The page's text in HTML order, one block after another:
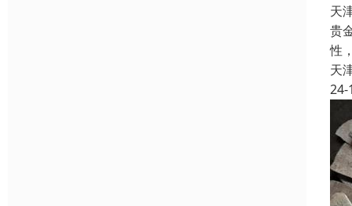
天
贵
性
天
24-